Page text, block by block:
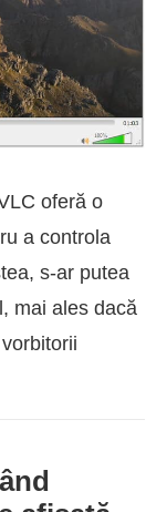
oferă o
a controla
s-ar putea
mai ales dacă